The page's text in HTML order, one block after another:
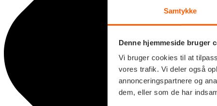
Samtykke
Denne hjemmeside bruger
Vi bruger cookies til at
vores trafik. Vi deler også
annonceringspartnere og
dem, eller som de har